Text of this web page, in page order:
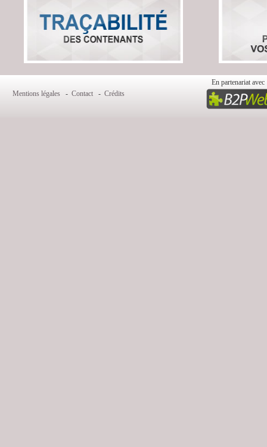
Mentions légales - Contact - Crédits
En partenariat avec